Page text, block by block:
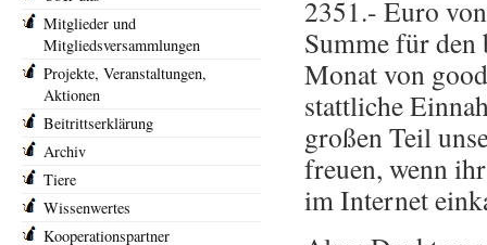
2351.- Euro
Summe für
Monat von
stattliche
großen Teil
freuen, wenn
im Internet
Mitglieder und
Mitgliedsversammlungen
Projekte, Veranstaltungen,
Aktionen
Beitrittserklärung
Archiv
Tiere
Wissenwertes
Kooperationspartner